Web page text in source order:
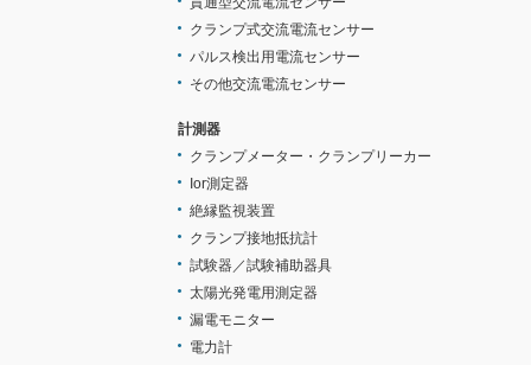
クランプ式交流電流センサー
パルス検出用電流センサー
その他交流電流センサー
計測器
クランプメーター・クランプリーカー
Ior測定器
絶縁監視装置
クランプ接地抵抗計
試験器／試験補助器具
太陽光発電用測定器
漏電モニター
電力計